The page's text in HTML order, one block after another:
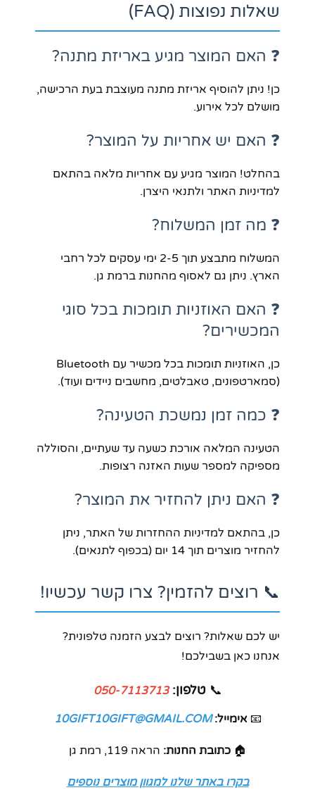
שאלות נפוצות (FAQ)
❓ האם המוצר מגיע באריזת מתנה?
כן! ניתן להוסיף אריזת מתנה מעוצבת בעת הרכישה,
מושלם לכל אירוע.
❓ האם יש אחריות על המוצר?
בהחלט! המוצר מגיע עם אחריות מלאה בהתאם
למדיניות האתר ולתנאי היצרן.
❓ מה זמן המשלוח?
המשלוח מתבצע תוך 2-5 ימי עסקים לכל רחבי
הארץ. ניתן גם לאסוף מהחנות ברמת גן.
❓ האם האוזניות תומכות בכל סוגי
המכשירים?
כן, האוזניות תומכות בכל מכשיר עם Bluetooth
(סמארטפונים, טאבלטים, מחשבים ניידים ועוד).
❓ כמה זמן נמשכת הטעינה?
הטעינה המלאה אורכת כשעה עד שעתיים, והסוללה
מספיקה למספר שעות האזנה רצופות.
❓ האם ניתן להחזיר את המוצר?
כן, בהתאם למדיניות ההחזרות של האתר, ניתן
להחזיר מוצרים תוך 14 יום (בכפוף לתנאים).
📞 רוצים להזמין? צרו קשר עכשיו!
יש לכם שאלות? רוצים לבצע הזמנה טלפונית?
אנחנו כאן בשבילכם!
📞 טלפון: 050-7113713
📧אימייל: 10GIFT10GIFT@GMAIL.COM
🏠 כתובת החנות: הראה 119, רמת גן
בקרו באתר שלנו למגוון מוצרים נוספים